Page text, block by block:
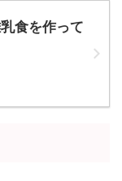
食を作って